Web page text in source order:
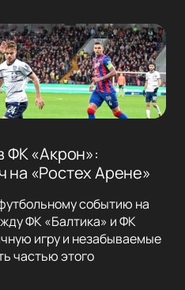
ФК «Акрон»:
на «Ростех Арене»
событию на
ФК «Балтика» и ФК
игру и незабываемые
частью этого